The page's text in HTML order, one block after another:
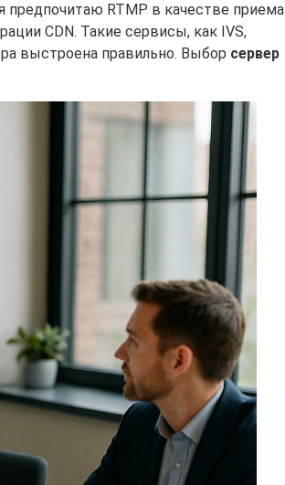
RTMP в качестве приема
CDN. Такие сервисы, как IVS,
выстроена правильно. Выбор сервер